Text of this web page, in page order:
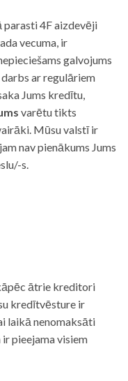
parasti 4F aizdevēji
vecuma, ir
galvojums
darbs ar regulāriem
Jums kredītu,
varētu tikts
Mūsu valstī ir
nav pienākums Jums
s.
ātrie kreditori
kredītvēsture ir
laikā nenomaksāti
pieejama visiem